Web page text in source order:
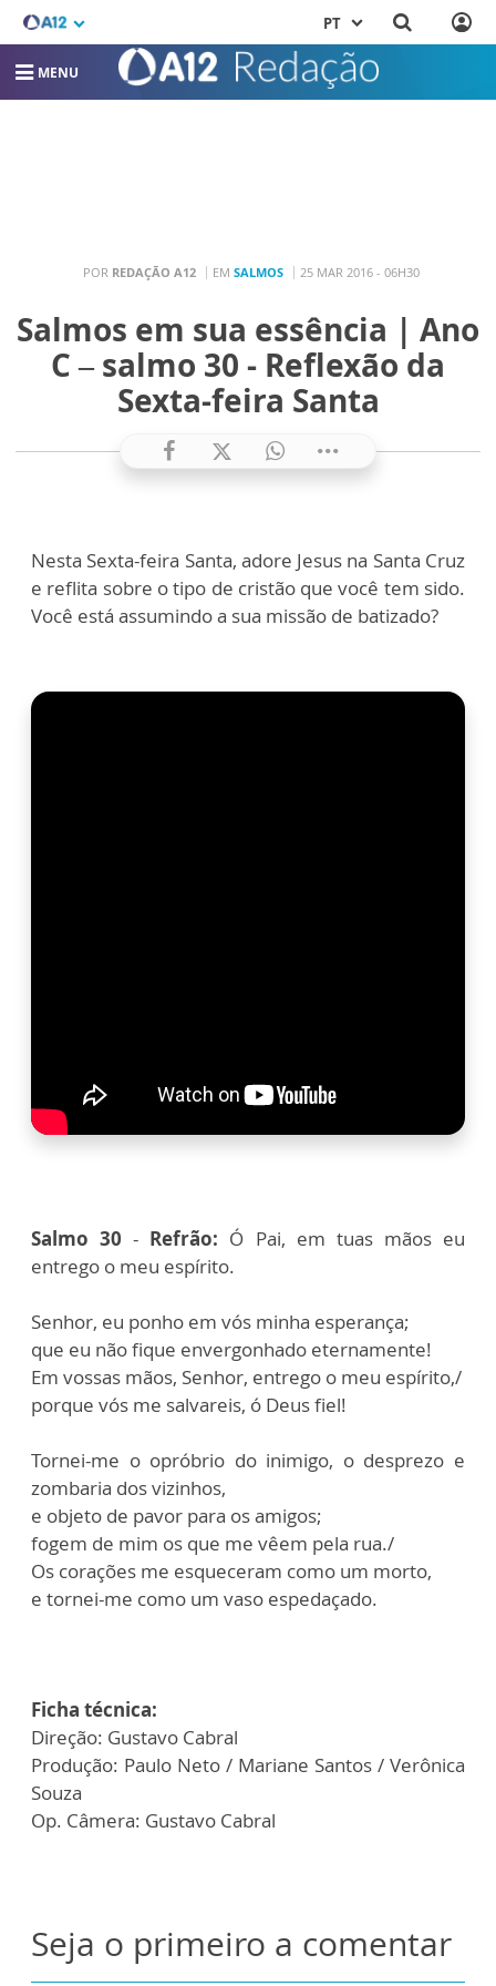
PT
MENU
POR REDAÇÃO A12 EM SALMOS 25 MAR 2016 - 06H30
Salmos em sua essência | Ano
C – salmo 30 - Reflexão da
Sexta-feira Santa
Nesta Sexta-feira Santa, adore Jesus na Santa Cruz
e reflita sobre o tipo de cristão que você tem sido.
Você está assumindo a sua missão de batizado?
Salmo 30 - Refrão: Ó Pai, em tuas mãos eu
entrego o meu espírito.
Senhor, eu ponho em vós minha esperança;
que eu não fique envergonhado eternamente!
Em vossas mãos, Senhor, entrego o meu espírito,/
porque vós me salvareis, ó Deus fiel!
Tornei-me o opróbrio do inimigo, o desprezo e
zombaria dos vizinhos,
e objeto de pavor para os amigos;
fogem de mim os que me vêem pela rua./
Os corações me esqueceram como um morto,
e tornei-me como um vaso espedaçado.
Ficha técnica:
Direção: Gustavo Cabral
Produção: Paulo Neto / Mariane Santos / Verônica
Souza
Op. Câmera: Gustavo Cabral
Seja o primeiro a comentar